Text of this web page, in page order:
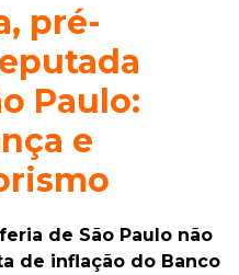
pré-
Paulo:
e
de São Paulo não
de inflação do Banco